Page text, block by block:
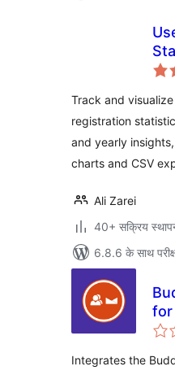
Track and
registration
and yearly
charts and CSV
Ali Zarei
40+ सक्रिय
6.8.6 के साथ
for
Integrates the